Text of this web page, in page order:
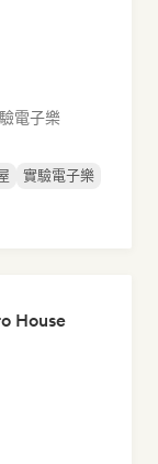
電子樂
實驗電子樂
House